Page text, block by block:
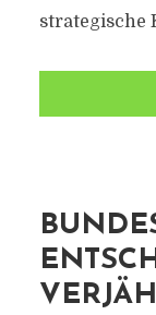
strategische